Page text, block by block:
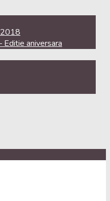
aniversara